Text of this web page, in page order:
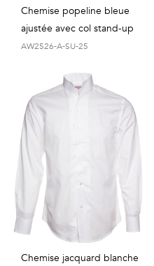
Chemise popeline bleue
ajustée avec col stand-up
AW2526-A-SU-25
Chemise jacquard blanche